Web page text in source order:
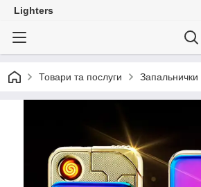
Lighters
Товари та послуги Запальнички